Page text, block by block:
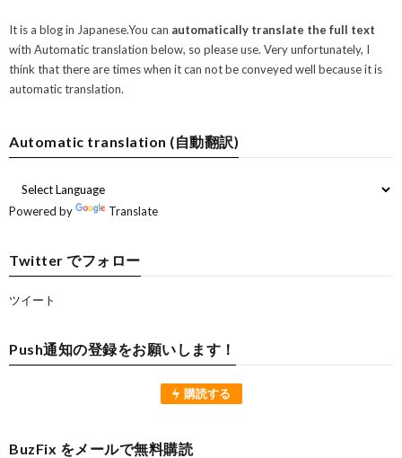
It is a blog in Japanese.You can automatically translate the full text
with Automatic translation below, so please use. Very unfortunately, I
think that there are times when it can not be conveyed well because it is
automatic translation.
Automatic translation (自動翻訳)
Powered by Translate
Twitter でフォロー
ツイート
Push通知の登録をお願いします！
購読する
BuzFix をメールで無料購読